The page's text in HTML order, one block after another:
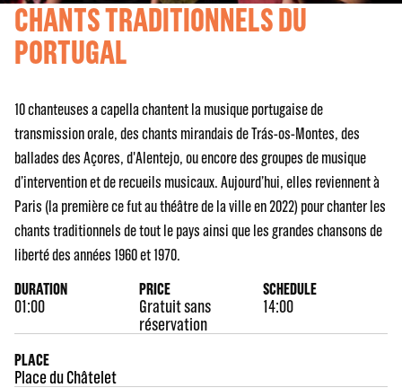
CHANTS TRADITIONNELS DU
PORTUGAL
10 chanteuses a capella chantent la musique portugaise de
transmission orale, des chants mirandais de Trás-os-Montes, des
ballades des Açores, d'Alentejo, ou encore des groupes de musique
d’intervention et de recueils musicaux. Aujourd’hui, elles reviennent à
Paris (la première ce fut au théâtre de la ville en 2022) pour chanter les
chants traditionnels de tout le pays ainsi que les grandes chansons de
liberté des années 1960 et 1970.
DURATION
01:00
PRICE
Gratuit sans
réservation
SCHEDULE
14:00
PLACE
Place du Châtelet